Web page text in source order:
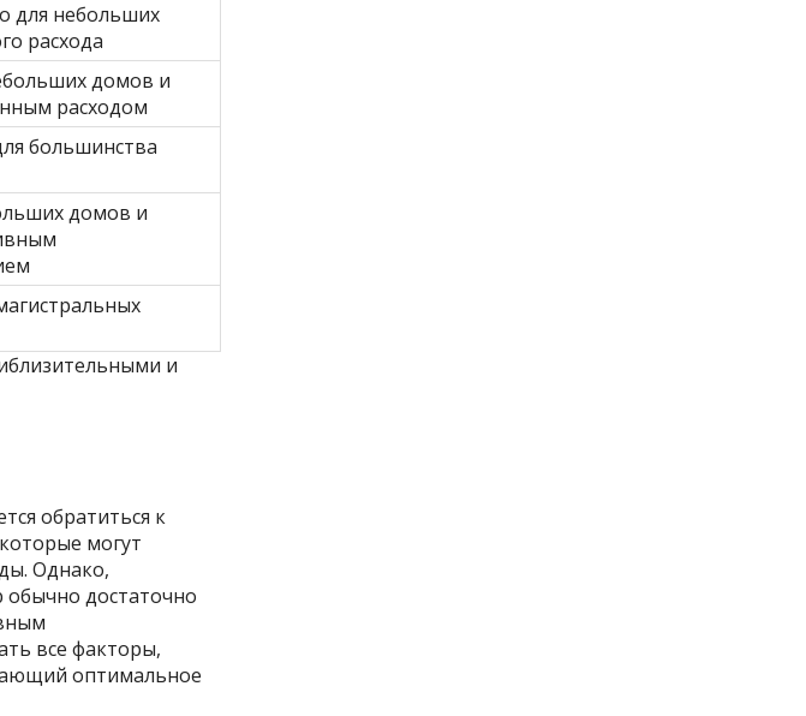
для небольших
расхода
домов и
расходом
большинства
домов и
и
обратиться к
могут
Однако,
достаточно
все факторы,
оптимальное